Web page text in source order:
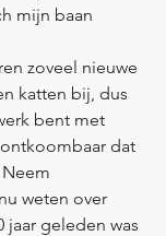
mijn baan
katten bij, dus
bent met
dat
weten over
geleden was